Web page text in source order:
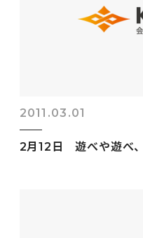
2011.03.01
2月12日 遊べや遊べ